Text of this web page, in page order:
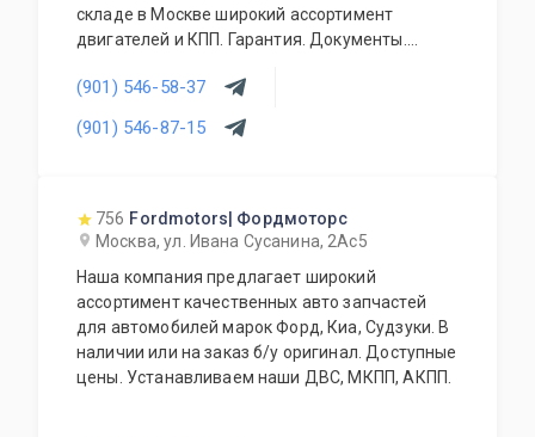
складе в Москве широкий ассортимент
двигателей и КПП. Гарантия. Документы.
регионами. Контрактные запчасти (кузовные
элементы, трансмиссия, ходовая часть,
тормозная система, электрика, оптика,
(901) 546-58-37
(901) 546-87-15
756 Fordmotors| Фордмоторс
Москва, ул. Ивана Сусанина, 2Ас5
Наша компания предлагает широкий
ассортимент качественных авто запчастей
для автомобилей марок Форд, Киа, Судзуки. В
наличии или на заказ б/у оригинал. Доступные
цены. Устанавливаем наши ДВС, МКПП, АКПП.